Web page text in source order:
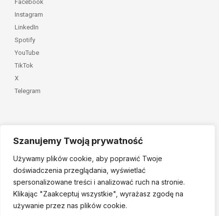
Szanujemy Twoją prywatność
Używamy plików cookie, aby poprawić Twoje
doświadczenia przeglądania, wyświetlać
spersonalizowane treści i analizować ruch na stronie.
Klikając "Zaakceptuj wszystkie", wyrażasz zgodę na
używanie przez nas plików cookie.
Facebook
Instagram
LinkedIn
Spotify
YouTube
TikTok
X
Telegram
Należymy do